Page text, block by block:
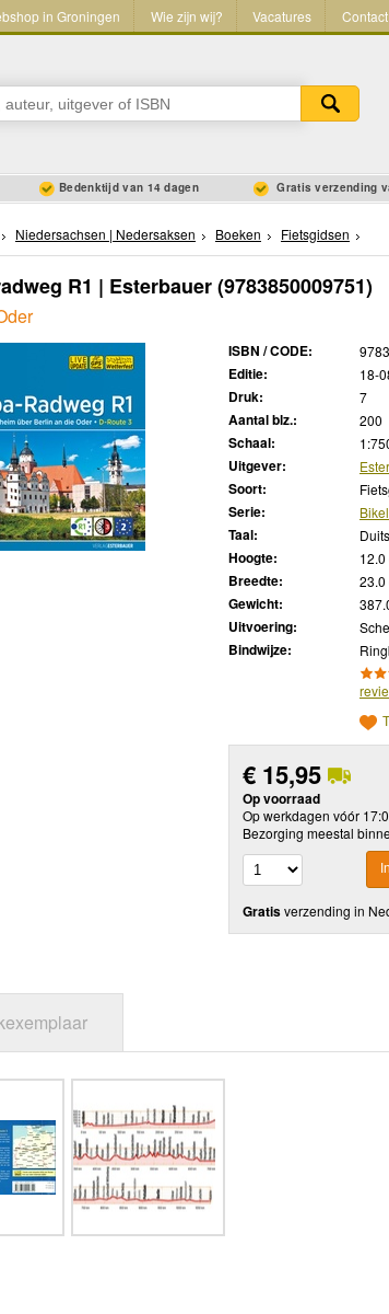
in Groningen Wie zijn wij? Vacatures Contact
Bedenktijd van 14 dagen Gratis verzending
Niedersachsen | Nedersaksen Boeken Fietsgidsen
R1 | Esterbauer(9783850009751)
ISBN / CODE:
Editie: 18-
Druk: 7
Aantal blz.: 200
Schaal:
Uitgever:
Soort:
Serie:
Taal: Duits
Hoogte: 12.0
Breedte: 23.0
Gewicht:
Uitvoering:
Bindwijze:
€ 15,95
Op voorraad
Op werkdagen vóór
Bezorging meestal
Gratisverzending in